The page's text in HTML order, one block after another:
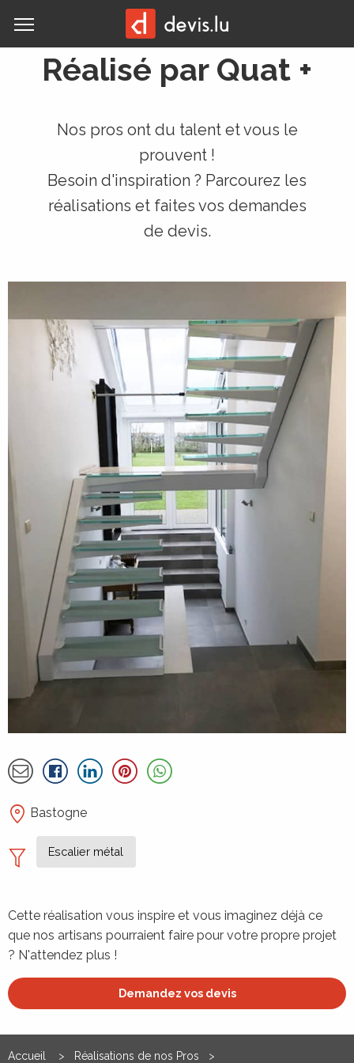
MENU
Réalisé par Quat +
Nos pros ont du talent et vous le
prouvent !
Besoin d'inspiration ? Parcourez les
réalisations et faites vos demandes
de devis.
À propos de la réalisation de Quat +
Partager par email
Détails
Bastogne
Escalier métal
Cette réalisation vous inspire et vous imaginez déjà ce
que nos artisans pourraient faire pour votre propre projet
? N'attendez plus !
Demandez vos devis
Accueil Réalisations de nos Pros